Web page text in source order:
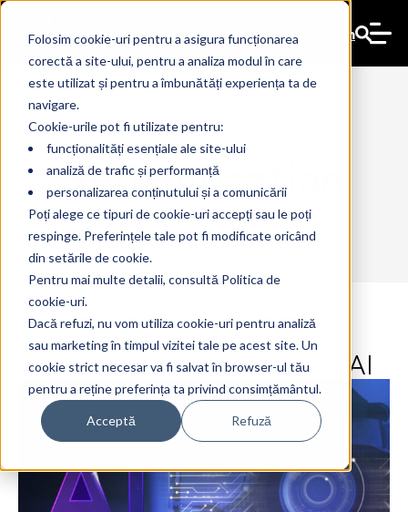
Folosim cookie-uri pentru a asigura funcționarea
corectă a site-ului, pentru a analiza modul în care
este utilizat și pentru a îmbunătăți experiența ta de
navigare.
Cookie-urile pot fi utilizate pentru:
funcționalități esențiale ale site-ului
analiză de trafic și performanță
personalizarea conținutului și a comunicării
Poți alege ce tipuri de cookie-uri accepți sau le poți
respinge. Preferințele tale pot fi modificate oricând
din setările de cookie.
Pentru mai multe detalii, consultă Politica de
cookie-uri.
Dacă refuzi, nu vom utiliza cookie-uri pentru analiză
sau marketing în timpul vizitei tale pe acest site. Un
cookie strict necesar va fi salvat în browser-ul tău
pentru a reține preferința ta privind consimțământul.
Acceptă Refuză
En
authentication
Innovation without limit with AI
4 Jun 2024The Ant